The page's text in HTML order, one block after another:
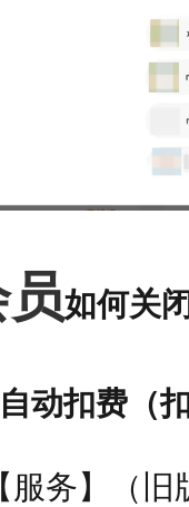
如何关
动扣费（
务】（旧